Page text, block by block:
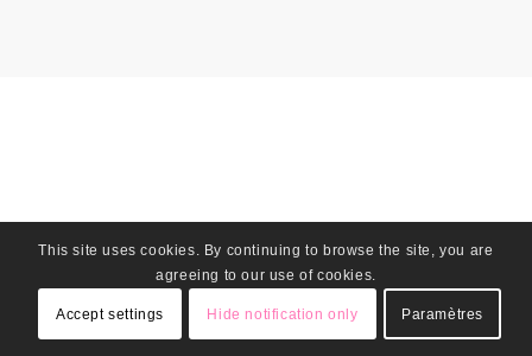
This site uses cookies. By continuing to browse the site, you are
agreeing to our use of cookies.
Accept settings Hide notification only Paramètres